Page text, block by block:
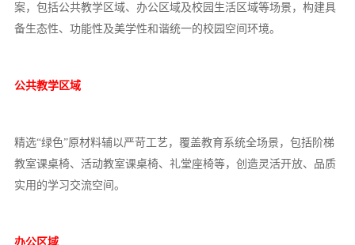
案，包括公共教学区域、办公区域及校园生活区域等场景，构建具
备生态性、功能性及美学性和谐统一的校园空间环境。
公共教学区域
精选“绿色”原材料辅以严苛工艺，覆盖教育系统全场景，包括阶梯
教室课桌椅、活动教室课桌椅、礼堂座椅等，创造灵活开放、品质
实用的学习交流空间。
办公区域